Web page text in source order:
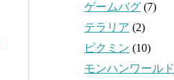
ゲームバグ (7)
テラリア (2)
ピクミン (10)
モンハンワールド